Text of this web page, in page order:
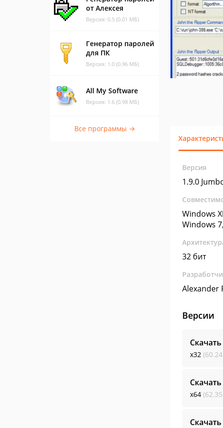
от Алексея
Версия: 0.5 (0.01 МБ)
Генератор паролей
для ПК
Версия: 1.0 (0.96 МБ)
All My Software
Версия: 1.6 (0.98 МБ)
Все программы →
Версия
1.9.0
Windows
Windows
32 бит
Alexander
Версии
x32
x64